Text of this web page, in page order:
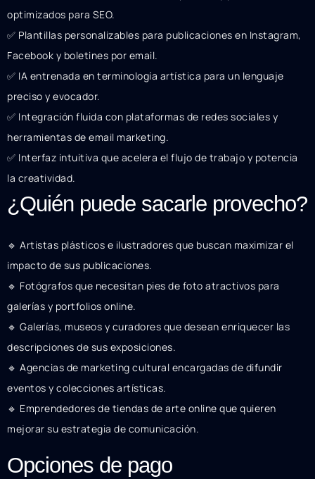
optimizados para SEO.
✅ Plantillas personalizables para publicaciones en Instagram,
Facebook y boletines por email.
✅ IA entrenada en terminología artística para un lenguaje
preciso y evocador.
✅ Integración fluida con plataformas de redes sociales y
herramientas de email marketing.
✅ Interfaz intuitiva que acelera el flujo de trabajo y potencia
la creatividad.
¿Quién puede sacarle provecho?
🔹 Artistas plásticos e ilustradores que buscan maximizar el
impacto de sus publicaciones.
🔹 Fotógrafos que necesitan pies de foto atractivos para
galerías y portfolios online.
🔹 Galerías, museos y curadores que desean enriquecer las
descripciones de sus exposiciones.
🔹 Agencias de marketing cultural encargadas de difundir
eventos y colecciones artísticas.
🔹 Emprendedores de tiendas de arte online que quieren
mejorar su estrategia de comunicación.
Opciones de pago